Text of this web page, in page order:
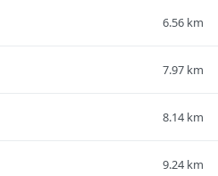
6.56 km
7.97 km
8.14 km
9.24 km